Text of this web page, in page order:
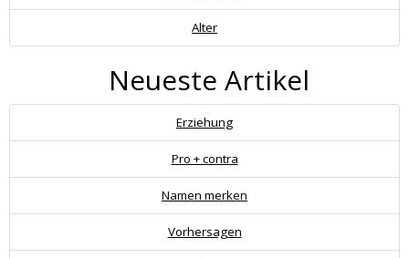
Alter
Neueste Artikel
Erziehung
Pro + contra
Namen merken
Vorhersagen